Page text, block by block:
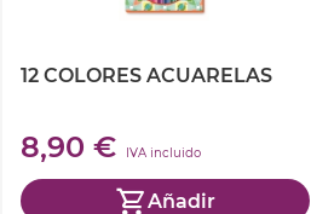
12 COLORES ACUARELAS
8,90 € IVA incluido
Añadir